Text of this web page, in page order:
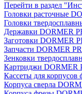
Перейти в раздел
Головки расточные
Головки
Державки DORMER
Заготовки DORMER
Запчасти DORMER
Зенковки
Картриджи DORMER
Кассеты для
Корпуса сверла